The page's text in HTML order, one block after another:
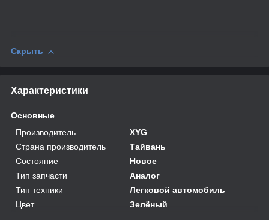
Скрыть
Характеристики
Основные
Производитель
XYG
Страна производитель
Тайвань
Состояние
Новое
Тип запчасти
Аналог
Тип техники
Легковой автомобиль
Цвет
Зелёный